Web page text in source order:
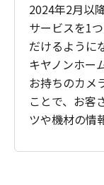
2024年2月以
サービスを1
だけるように
キヤノンホー
お持ちのカメ
ことで、お客
ツや機材の情